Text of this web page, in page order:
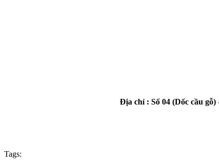
Địa chỉ : Số 04 (Dốc cầu
Tags: